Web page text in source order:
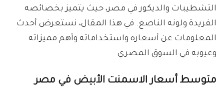
التشطيبات والديكور في مصر، حيث يتميز بخصائصه
الفريدة ولونه الناصع. في هذا المقال، نستعرض أحدث
المعلومات عن أسعاره واستخداماته وأهم مميزاته
وعيوبه في السوق المصري
متوسط أسعار الاسمنت الأبيض في مصر